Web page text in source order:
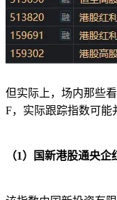
但实际上，场内那些
F，实际跟踪指数可能
（1）国新港股通央企